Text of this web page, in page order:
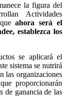
la figura del
Actividades
queahora será el
establezca los
se aplicará el
sistema se nutrirá
las organizaciones
proporcionarán
de ganancia de las